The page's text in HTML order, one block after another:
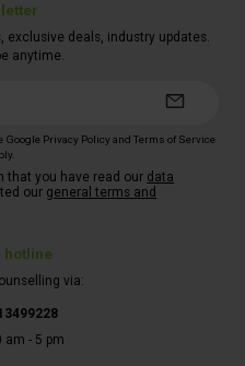
hotline
via:
am - 5 pm
exclusive deals, industry updates.
anytime.
Google Privacy Policy and Terms of Service
that you have read our data
our general terms and